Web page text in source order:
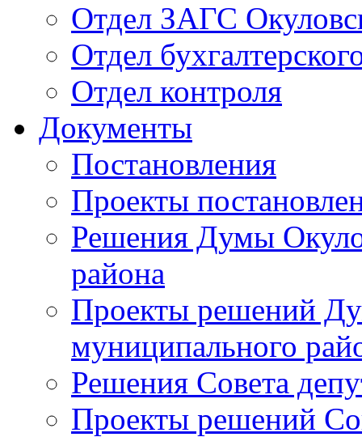
Отдел ЗАГС
Отдел
Отдел контроля
Документы
Постановления
Проекты
Решения Думы
района
Проекты решений
муниципального
Решения Совета
Проекты решений